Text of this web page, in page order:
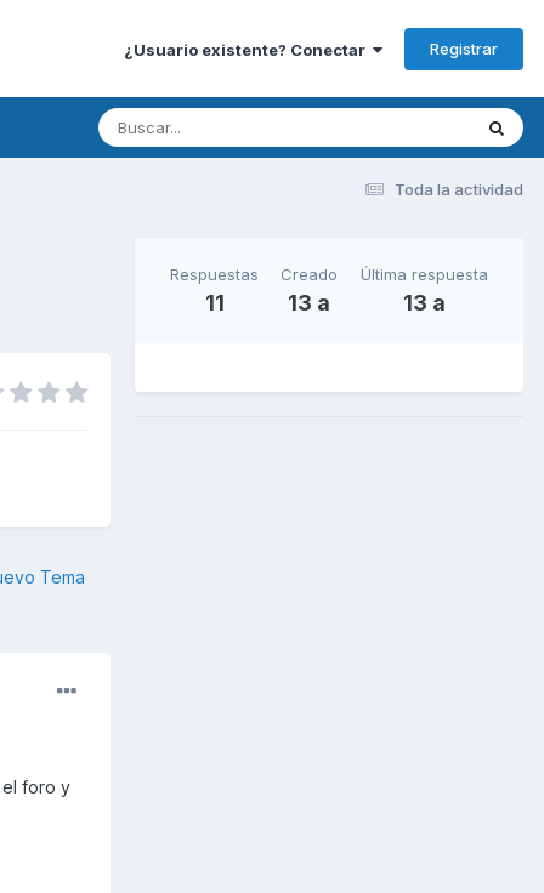
¿Usuario existente? Conectar Registrar
Toda la actividad
Tema
el foro y
Respuestas
11
Creado
13 a
Última respuesta
13 a